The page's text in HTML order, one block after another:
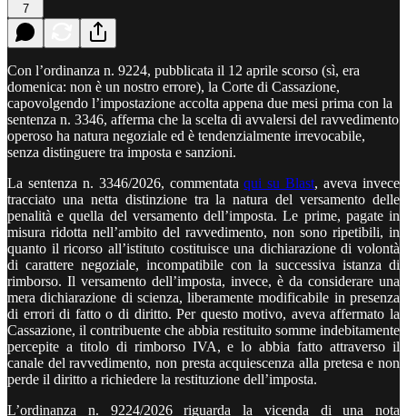
7
Con l’ordinanza n. 9224, pubblicata il 12 aprile scorso (sì, era
domenica: non è un nostro errore), la Corte di Cassazione,
capovolgendo l’impostazione accolta appena due mesi prima con la
sentenza n. 3346, afferma che la scelta di avvalersi del ravvedimento
operoso ha natura negoziale ed è tendenzialmente irrevocabile,
senza distinguere tra imposta e sanzioni.
La sentenza n. 3346/2026, commentataqui su Blast, aveva invece
tracciato una netta distinzione tra la natura del versamento delle
penalità e quella del versamento dell’imposta. Le prime, pagate in
misura ridotta nell’ambito del ravvedimento, non sono ripetibili, in
quanto il ricorso all’istituto costituisce una dichiarazione di volontà
di carattere negoziale, incompatibile con la successiva istanza di
rimborso. Il versamento dell’imposta, invece, è da considerare una
mera dichiarazione di scienza, liberamente modificabile in presenza
di errori di fatto o di diritto. Per questo motivo, aveva affermato la
Cassazione, il contribuente che abbia restituito somme indebitamente
percepite a titolo di rimborso IVA, e lo abbia fatto attraverso il
canale del ravvedimento, non presta acquiescenza alla pretesa e non
perde il diritto a richiedere la restituzione dell’imposta.
L’ordinanza n. 9224/2026 riguarda la vicenda di una nota